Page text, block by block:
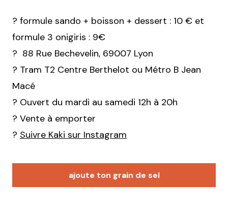
? formule sando + boisson + dessert : 10 € et
formule 3 onigiris : 9€
? 88 Rue Bechevelin, 69007 Lyon
? Tram T2 Centre Berthelot ou Métro B Jean
Macé
? Ouvert du mardi au samedi 12h à 20h
? Vente à emporter
? Suivre Kaki sur Instagram
ajoute ton grain de sel